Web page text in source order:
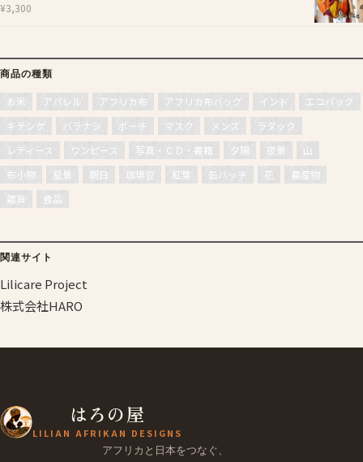
¥3,300
商品の種類
お米 アパレル アフリカ布 アフリカ布バッグ インド
エコバッグ
キテンゲ
バラナシ ポーチ マスク メンズ
ラダック
レディース
ワンピース 写真・ＣＤ・書籍 夕陽 夜景
山
布小物
星景 朝日 珈琲豆 紅葉 缶バッチ 花
農産物
雑貨
食品
関連サイト
Lilicare Project
株式会社HARO
はろの屋
LILIAN AFRIKAN DESIGNS
アフリカと日本をつなぐ、